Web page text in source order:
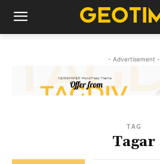
- Advertisement -
TAG
Tagar